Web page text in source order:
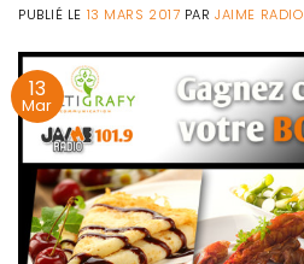
PUBLIÉ LE 13 MARS 2017 PARJAIME RADIO
13
Mar